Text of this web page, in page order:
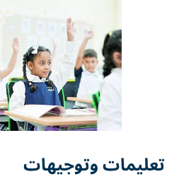
تعليمات وتوجيهات